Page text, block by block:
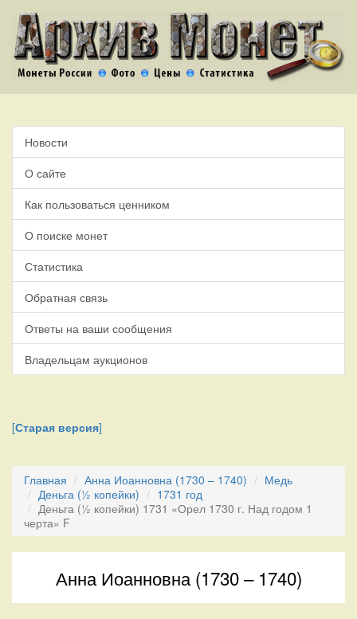
Новости
О сайте
Как пользоваться ценником
О поиске монет
Статистика
Обратная связь
Ответы на ваши сообщения
Владельцам аукционов
[Старая версия]
Главная Анна Иоанновна (1730 – 1740)
Медь
Деньга (½ копейки)
1731 год
Деньга (½ копейки) 1731 «Орел 1730 г. Над годом 1
черта» F
Анна Иоанновна (1730 – 1740)